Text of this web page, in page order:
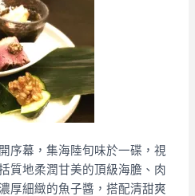
序幕，集海陸旬味於一碟，視
質地柔潤甘美的頂級海膽、肉
厚細緻的魚子醬，搭配清甜爽